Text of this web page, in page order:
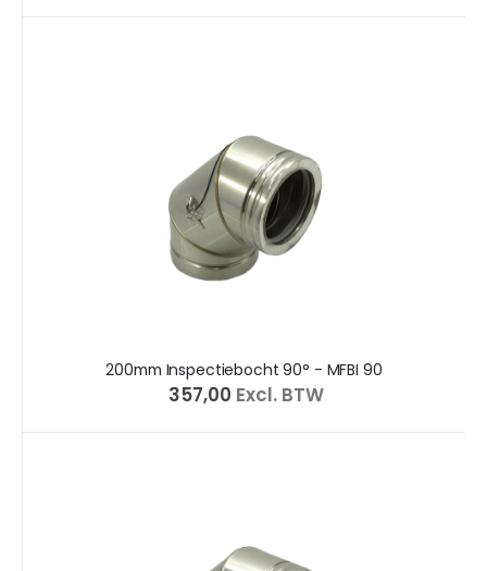
200mm Inspectiebocht 90° - MFBI 90
€ 357,00 Excl. BTW